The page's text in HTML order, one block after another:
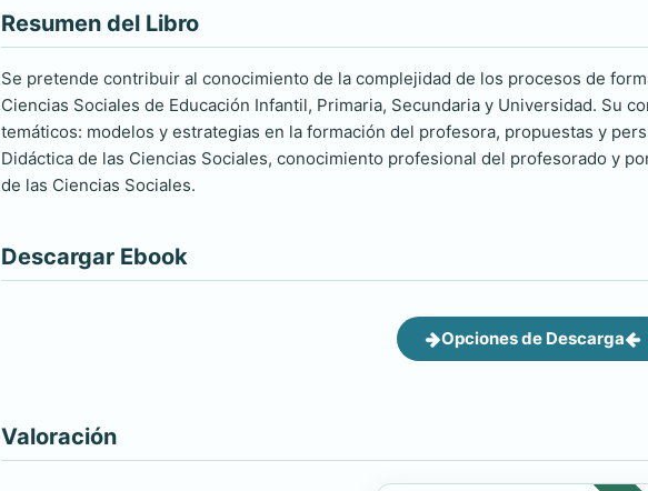
Resumen del Libro
Se pretende contribuir al conocimiento de la complejidad de los procesos de
Ciencias Sociales de Educación Infantil, Primaria, Secundaria y Universidad. Su
temáticos: modelos y estrategias en la formación del profesora, propuestas y
Didáctica de las Ciencias Sociales, conocimiento profesional del profesorado y
de las Ciencias Sociales.
Descargar Ebook
Opciones de Descarga
Valoración